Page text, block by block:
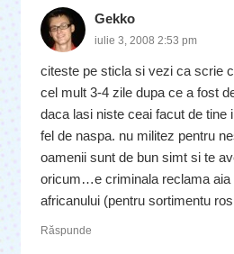
Gekko
iulie 3, 2008 2:53 pm
citeste pe sticla si vezi ca scrie
cel mult 3-4 zile dupa ce a fost
daca lasi niste ceai facut de tine
fel de naspa. nu militez pentru
oamenii sunt de bun simt si te
oricum…e criminala reclama aia
africanului (pentru sortimentu
Răspunde